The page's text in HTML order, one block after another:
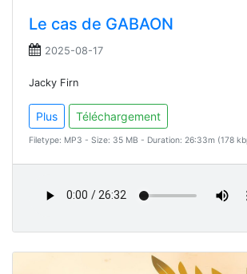
Le cas de GABAON
2025-08-17
Jacky Firn
Plus Téléchargement
Filetype: MP3 - Size: 35 MB - Duration: 26:33m (178